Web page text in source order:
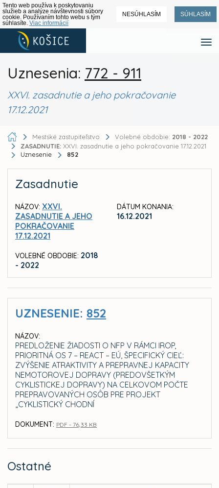
Tento web používa k poskytovaniu
služieb a analýze návštevnosti súbory
cookie. Používaním tohto webu s tým
súhlasíte. Viac informácií
NESÚHLASÍM SÚHLASÍM
Uznesenia: 772 - 911
XXVI. zasadnutie a jeho pokračovanie
17.12.2021
Mestské zastupiteľstvo Volebné obdobie: 2018 - 2022
ZASADNUTIE: XXVI. zasadnutie a jeho pokračovanie 17.12.2021
Uznesenie
852
Zasadnutie
NÁZOV: XXVI.
ZASADNUTIE A JEHO
POKRAČOVANIE
17.12.2021
VOLEBNÉ OBDOBIE: 2018
- 2022
DÁTUM KONANIA:
16.12.2021
UZNESENIE: 852
NÁZOV:
PREDLOŽENIE ŽIADOSTI O NFP V RÁMCI IROP,
PRIORITNÁ OS 7 – REACT – EÚ, ŠPECIFICKÝ CIEĽ:
ZVÝŠENIE ATRAKTIVITY A PREPRAVNEJ KAPACITY
NEMOTOROVEJ DOPRAVY (PREDOVŠETKÝM
CYKLISTICKEJ DOPRAVY) NA CELKOVOM POČTE
PREPRAVOVANÝCH OSÔB PRE PROJEKT
„CYKLISTICKÝ CHODNÍ
DOKUMENT: PDF - 76,33 KB
Ostatné